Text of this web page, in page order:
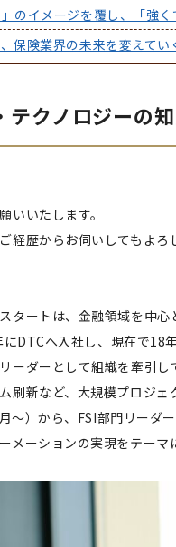
」のイメージを覆し、「強
保険業界の未来を変えてい
テクノロジーの
いいたします。
経歴からお伺いしてもよろ
タートは、金融領域を中心
DTCへ入社し、現在で18
ーダーとして組織を牽引
刷新など、大規模プロジェ
～）から、FSI部門リーダ
メーションの実現をテーマ